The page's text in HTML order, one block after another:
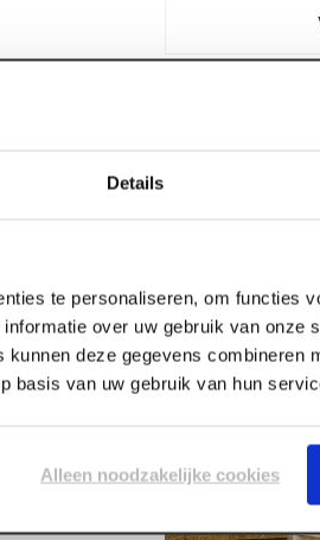
Details
te personaliseren, om functies
over uw gebruik van onze
deze gegevens combineren
basis van uw gebruik van hun
Alleen noodzakelijke cookies